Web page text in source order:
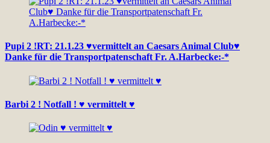
Pupi 2 !RT: 21.1.23 ♥vermittelt an Caesars Animal Club♥
Danke für die Transportpatenschaft Fr. A.Harbecke:-*
Barbi 2 ! Notfall ! ♥ vermittelt ♥